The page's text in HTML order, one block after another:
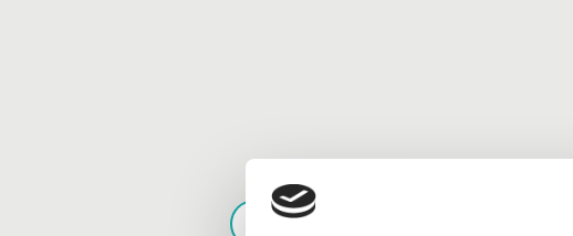
Processen starter med, at